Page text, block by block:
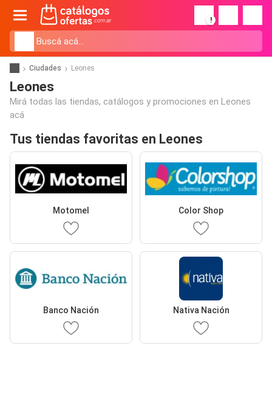
!
Ciudades Leones
Leones
Mirá todas las tiendas, catálogos y promociones en Leones
acá
Tus tiendas favoritas en Leones
Motomel Color Shop
Banco Nación Nativa Nación